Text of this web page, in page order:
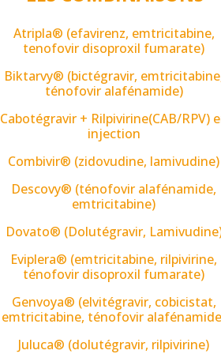
Atripla® (efavirenz, emtricitabine,
tenofovir disoproxil fumarate)
Biktarvy® (bictégravir,
ténofovir alafénamide)
Cabotégravir + Rilpivirine(CAB/RPV)
injection
Combivir® (zidovudine, lamivudine)
Descovy® (ténofovir alafénamide,
emtricitabine)
Dovato® (Dolutégravir,
Eviplera® (emtricitabine, rilpivirine,
ténofovir disoproxil fumarate)
Genvoya® (elvitégravir, cobicistat,
emtricitabine, ténofovir
Juluca® (dolutégravir, rilpivirine)